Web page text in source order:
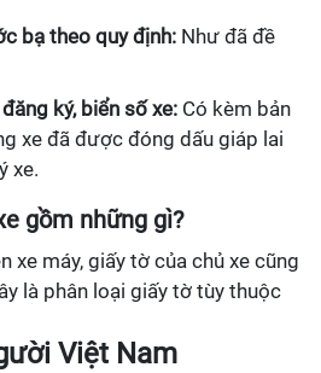
bạ theo quy định: Như đã đề
ký, biển số xe: Có kèm bản
xe đã được đóng dấu giáp lai
xe.
gồm những gì?
xe máy, giấy tờ của chủ xe cũng
là phân loại giấy tờ tùy thuộc
Việt Nam